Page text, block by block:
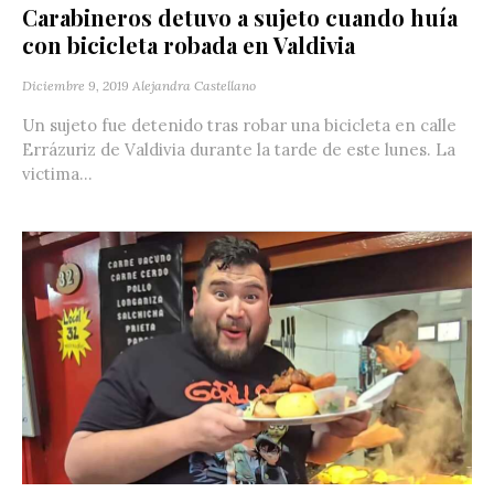
Carabineros detuvo a sujeto cuando huía
con bicicleta robada en Valdivia
Diciembre 9, 2019 Alejandra Castellano
Un sujeto fue detenido tras robar una bicicleta en calle
Errázuriz de Valdivia durante la tarde de este lunes. La
victima...